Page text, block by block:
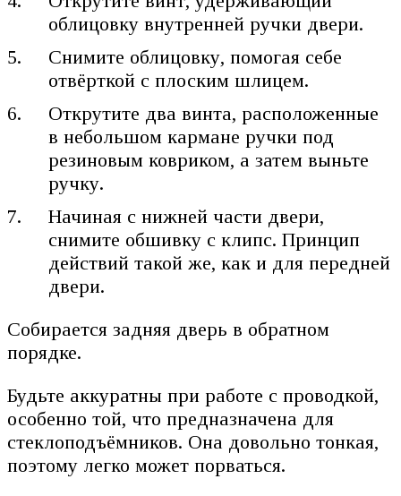
облицовку внутренней ручки двери.
Снимите облицовку, помогая себе
отвёрткой с плоским шлицем.
Открутите два винта, расположенные
в небольшом кармане ручки под
резиновым ковриком, а затем выньте
ручку.
Начиная с нижней части двери,
снимите обшивку с клипс. Принцип
действий такой же, как и для передней
двери.
Собирается задняя дверь в обратном
порядке.
Будьте аккуратны при работе с проводкой,
особенно той, что предназначена для
стеклоподъёмников. Она довольно тонкая,
поэтому легко может порваться.